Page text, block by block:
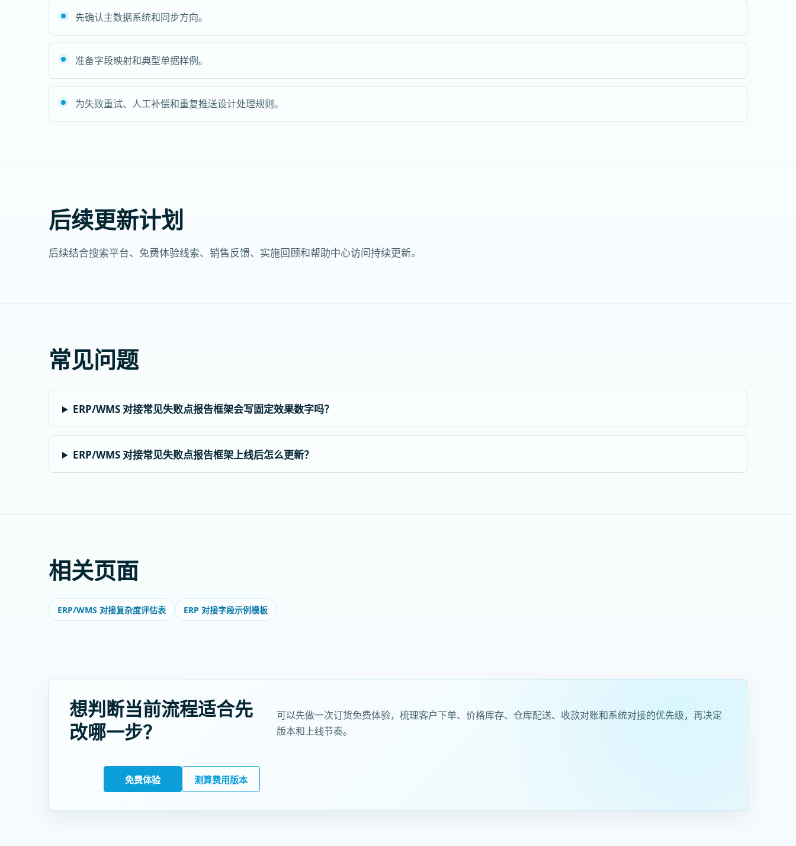
先确认主数据系统和同步方向。
准备字段映射和典型单据样例。
为失败重试、人工补偿和重复推送设计处理规则。
后续更新计划
后续结合搜索平台、免费体验线索、销售反馈、实施回顾和帮助中心访问持续更新。
常见问题
ERP/WMS 对接常见失败点报告框架会写固定效果数字吗？
ERP/WMS 对接常见失败点报告框架上线后怎么更新？
相关页面
ERP/WMS 对接复杂度评估表 ERP 对接字段示例模板
想判断当前流程适合先
改哪一步？
可以先做一次订货免费体验，梳理客户下单、价格库存、仓库配送、收款对账和系统对接的优先级，再决定
版本和上线节奏。
免费体验 测算费用版本